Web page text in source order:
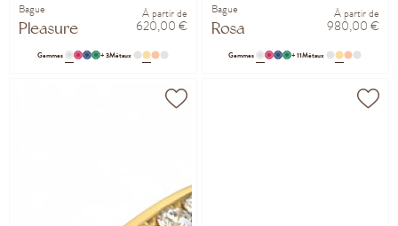
Bague
Pleasure
À partir de
620,00 €
Gemmes + 3Métaux
Bague
Rosa
À partir de
980,00 €
Gemmes + 11Métaux